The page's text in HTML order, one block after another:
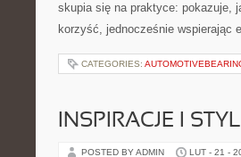
skupia się na praktyce: pokazuje,
korzyść, jednocześnie wspierając
CATEGORIES:
INSPIRACJE I
POSTED BY ADMIN LUT - 21 -